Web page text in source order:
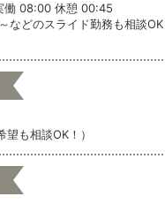
働 08:00 休憩 00:45
どのスライド勤務も相談OK
も相談OK！）